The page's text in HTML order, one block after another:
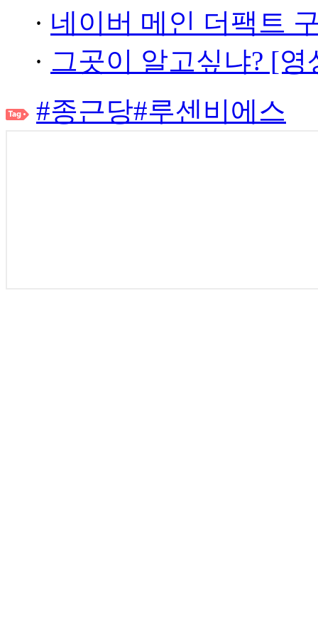
· 네이버 메인 더팩트
· 그곳이 알고싶냐? [
#종근당#루센비에스